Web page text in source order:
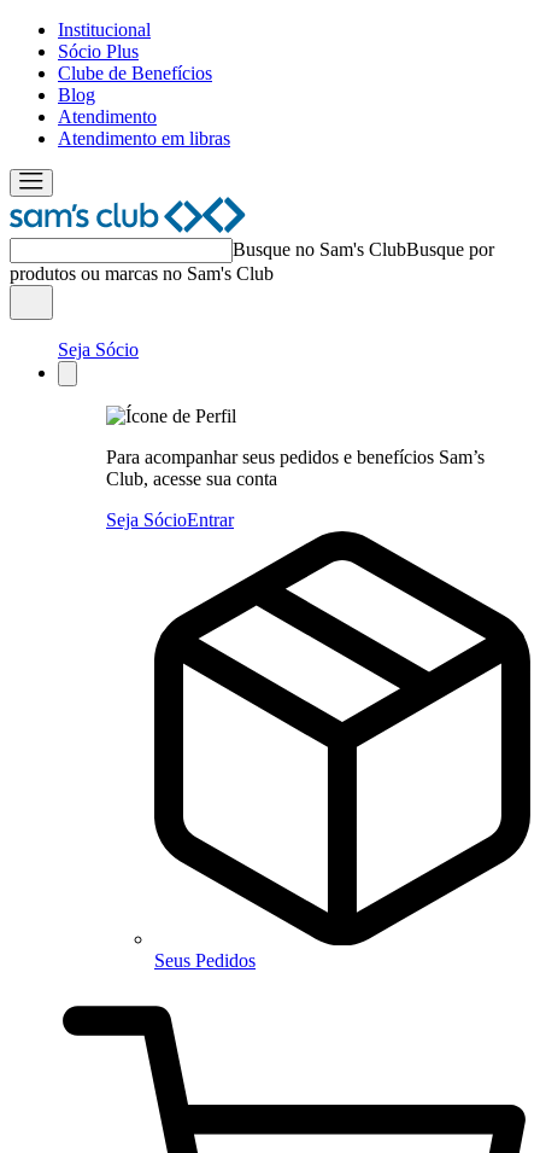
Institucional
Sócio Plus
Clube de Benefícios
Blog
Atendimento
Atendimento em libras
Busque no Sam's ClubBusque por
produtos ou marcas no Sam's Club
Seja Sócio
Para acompanhar seus pedidos e benefícios Sam’s
Club, acesse sua conta
Seja SócioEntrar
Seus Pedidos